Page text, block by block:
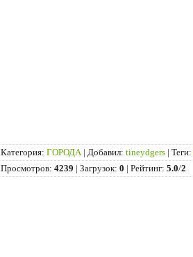
Категория: ГОРОДА | Добавил: tineydgers | Теги:
Просмотров: 4239 | Загрузок: 0 | Рейтинг: 5.0/2